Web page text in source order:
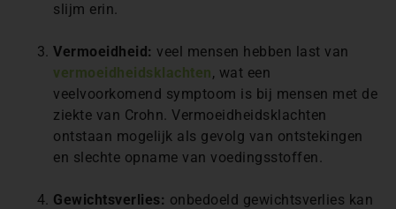
slijm erin.
Vermoeidheid: veel mensen hebben last van
vermoeidheidsklachten, wat een
veelvoorkomend symptoom is bij mensen met de
ziekte van Crohn. Vermoeidheidsklachten
ontstaan mogelijk als gevolg van ontstekingen
en slechte opname van voedingsstoffen.
Gewichtsverlies: onbedoeld gewichtsverlies kan